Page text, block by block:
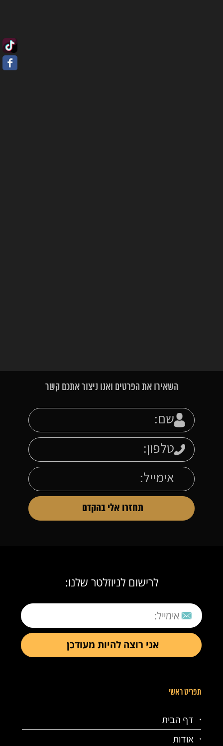
השאירו את הפרטים ואנו ניצור אתכם קשר
לרישום לניוזלטר שלנו:
תפריט ראשי
דף הבית
אודות